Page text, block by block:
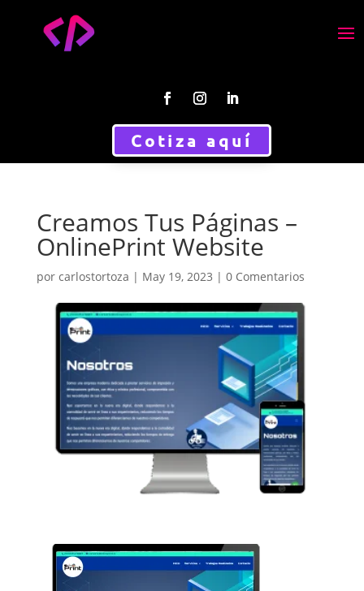
Cotiza aquí
Creamos Tus Páginas –
OnlinePrint Website
por carlostortoza | May 19, 2023 | 0 Comentarios